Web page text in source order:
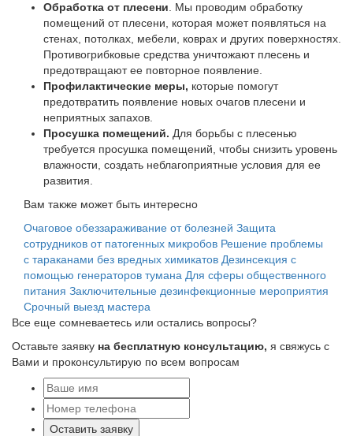
Обработка от плесени . Мы проводим обработку
помещений от плесени, которая может появляться на
стенах, потолках, мебели, коврах и других поверхностях.
Противогрибковые средства уничтожают плесень и
предотвращают ее повторное появление.
Профилактические меры, которые помогут
предотвратить появление новых очагов плесени и
неприятных запахов.
Просушка помещений. Для борьбы с плесенью
требуется просушка помещений, чтобы снизить уровень
влажности, создать неблагоприятные условия для ее
развития.
Вам также может быть интересно
Очаговое обеззараживание от болезней Защита
сотрудников от патогенных микробов Решение проблемы
с тараканами без вредных химикатов Дезинсекция с
помощью генераторов тумана Для сферы общественного
питания Заключительные дезинфекционные мероприятия
Срочный выезд мастера
Все еще сомневаетесь или остались вопросы?
Оставьте заявку на бесплатную консультацию, я свяжусь с
Вами и проконсультирую по всем вопросам
Оставить заявку